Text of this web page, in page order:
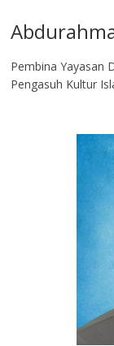
Pembina Yayasan
Pengasuh Kultur